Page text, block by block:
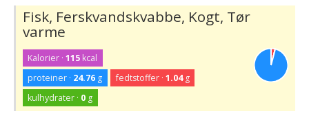
Fisk, Ferskvandskvabbe, Kogt, Tør
varme
Kalorier ·115 kcal
proteiner · 24.76 g fedtstoffer · 1.04g
kulhydrater · 0 g